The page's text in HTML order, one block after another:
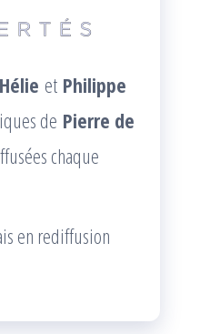
et Philippe
de Pierre de
chaque
en rediffusion